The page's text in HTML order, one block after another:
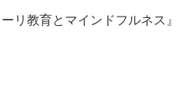
リ教育とマインドフルネス』